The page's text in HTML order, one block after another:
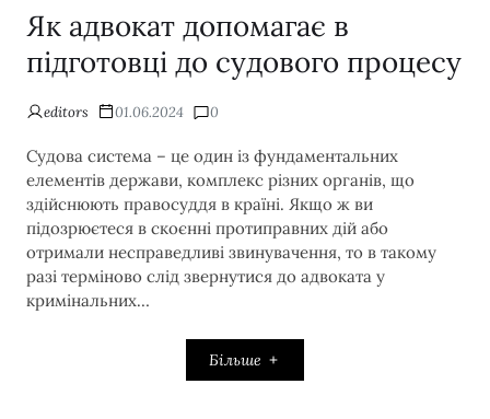
Як адвокат допомагає в
підготовці до судового процесу
editors 01.06.2024 0
Судова система – це один із фундаментальних
елементів держави, комплекс різних органів, що
здійснюють правосуддя в країні. Якщо ж ви
підозрюєтеся в скоєнні протиправних дій або
отримали несправедливі звинувачення, то в такому
разі терміново слід звернутися до адвоката у
кримінальних…
Більше